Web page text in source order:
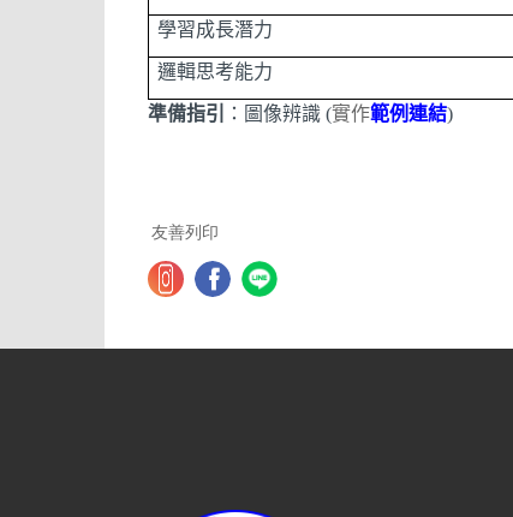
學習成長潛力
邏輯思考能力
準備指引 ：圖像辨識 (實作範例連結)
友善列印